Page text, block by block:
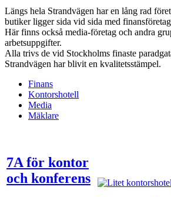
Längs hela Strandvägen har en lång rad
butiker ligger sida vid sida med
Här finns också media-företag och andra
arbetsuppgifter.
Alla trivs de vid Stockholms finaste
Strandvägen har blivit en kvalitetsstämpel.
Finans
Kontorshotell
Media
Mäklare
7A för kontor
och konferens